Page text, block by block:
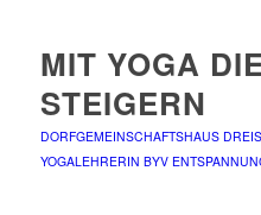
MIT YOGA
STEIGERN
DORFGEMEINSCHAFTSHAUS
YOGALEHRERIN BYV